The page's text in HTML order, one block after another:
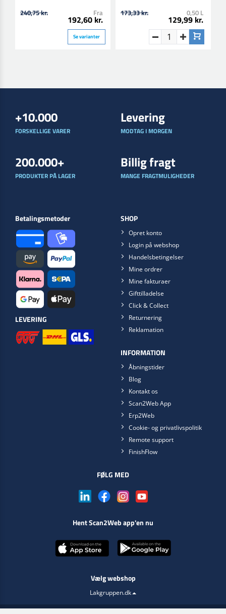
240,75 kr. Fra
192,60 kr.
Se varianter
173,33 kr. 0,50 L
129,99 kr.
+10.000
FORSKELLIGE VARER
Levering
MODTAG I MORGEN
200.000+
PRODUKTER PÅ LAGER
Billig fragt
MANGE FRAGTMULIGHEDER
Betalingsmetoder
LEVERING
SHOP
Opret konto
Login på webshop
Handelsbetingelser
Mine ordrer
Mine fakturaer
Gifttilladelse
Click & Collect
Returnering
Reklamation
INFORMATION
Åbningstider
Blog
Kontakt os
Scan2Web App
Erp2Web
Cookie- og privatlivspolitik
Remote support
FinishFlow
FØLG MED
Hent Scan2Web app'en nu
Vælg webshop
Lakgruppen.dk